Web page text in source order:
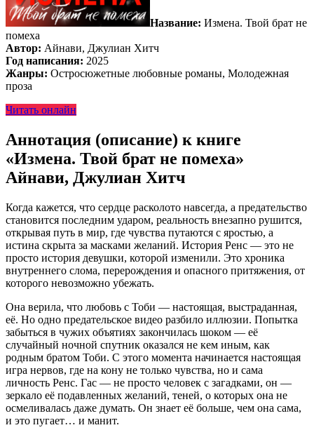
Название: Измена. Твой брат не
помеха
Автор: Айнави, Джулиан Хитч
Год написания: 2025
Жанры: Остросюжетные любовные романы, Молодежная
проза
Читать онлайн
Аннотация (описание) к книге
«Измена. Твой брат не помеха»
Айнави, Джулиан Хитч
Когда кажется, что сердце расколото навсегда, а предательство
становится последним ударом, реальность внезапно рушится,
открывая путь в мир, где чувства путаются с яростью, а
истина скрыта за масками желаний. История Ренс — это не
просто история девушки, которой изменили. Это хроника
внутреннего слома, перерождения и опасного притяжения, от
которого невозможно убежать.
Она верила, что любовь с Тоби — настоящая, выстраданная,
её. Но одно предательское видео разбило иллюзии. Попытка
забыться в чужих объятиях закончилась шоком — её
случайный ночной спутник оказался не кем иным, как
родным братом Тоби. С этого момента начинается настоящая
игра нервов, где на кону не только чувства, но и сама
личность Ренс. Гас — не просто человек с загадками, он —
зеркало её подавленных желаний, теней, о которых она не
осмеливалась даже думать. Он знает её больше, чем она сама,
и это пугает… и манит.